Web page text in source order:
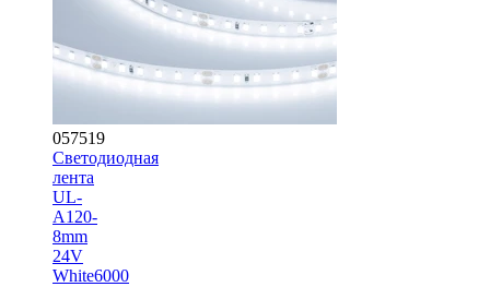
057519
Светодиодная
лента
UL-
A120-
8mm
24V
White6000